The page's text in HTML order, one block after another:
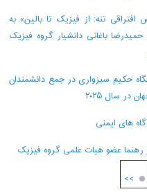
تنه: از فیزیک تا بالین» به
باغانی دانشیار گروه فیزیک
حکیم سبزواری در جمع دانشمندان
های ایمنی
رهنما عضو هیات علمی گروه فیزیک
>>